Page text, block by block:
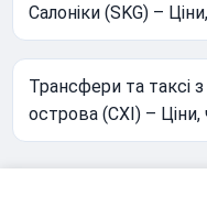
Салоніки (SKG) –
Трансфери та таксі
острова (CXI) –